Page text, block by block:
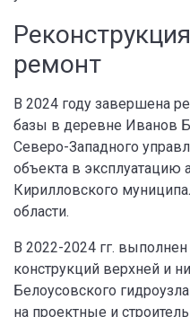
ремонт
В 2024 году завершена
базы в деревне Иванов
Северо-Западного
объекта в эксплуатацию
Кирилловского
области.
В 2022-2024 гг.
конструкций верхней и
Белоусовского
на проектные и